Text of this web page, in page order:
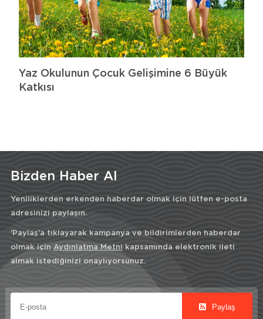
Yaz Okulunun Çocuk Gelişimine 6 Büyük
Katkısı
Bizden Haber Al
Yeniliklerden erkenden haberdar olmak için lütfen e-posta
adresinizi paylaşın.
'Paylaş'a tıklayarak kampanya ve bildirimlerden haberdar
olmak için Aydınlatma Metni kapsamında elektronik ileti
almak istediğinizi onaylıyorsunuz.
Paylaş